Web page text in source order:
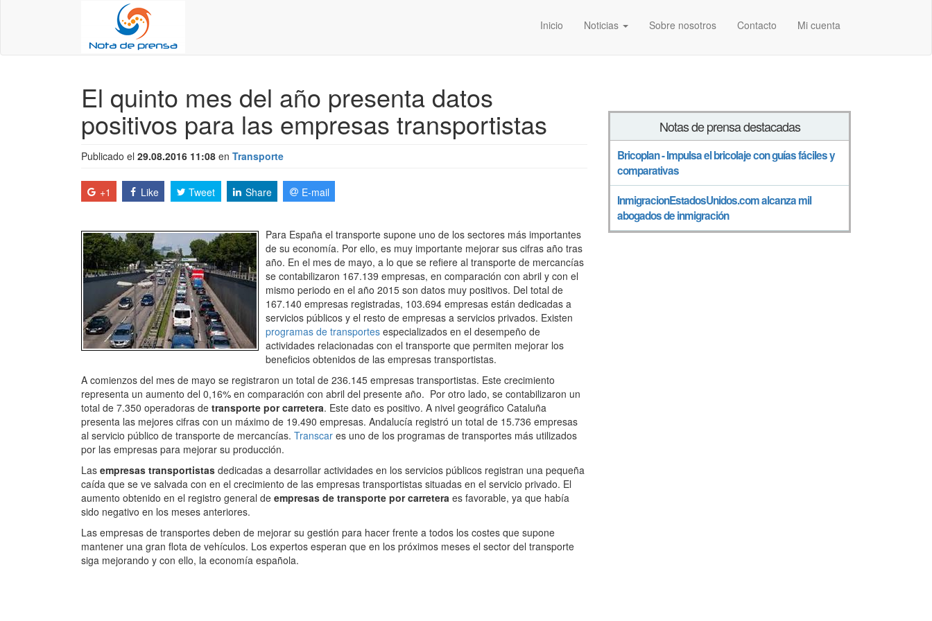
Inicio Noticias Sobre nosotros Contacto Mi cuenta
El quinto mes del año presenta datos
positivos para las empresas transportistas
Publicado el 29.08.2016 11:08 en Transporte
+1 Like Tweet Share E-mail
Para España el transporte supone uno de los sectores más importantes
de su economía. Por ello, es muy importante mejorar sus cifras año tras
año. En el mes de mayo, a lo que se refiere al transporte de mercancías
se contabilizaron 167.139 empresas, en comparación con abril y con el
mismo periodo en el año 2015 son datos muy positivos. Del total de
167.140 empresas registradas, 103.694 empresas están dedicadas a
servicios públicos y el resto de empresas a servicios privados. Existen
programas de transportes especializados en el desempeño de
actividades relacionadas con el transporte que permiten mejorar los
beneficios obtenidos de las empresas transportistas.
A comienzos del mes de mayo se registraron un total de 236.145 empresas transportistas. Este crecimiento
representa un aumento del 0,16% en comparación con abril del presente año. Por otro lado, se contabilizaron un
total de 7.350 operadoras de transporte por carretera. Este dato es positivo. A nivel geográfico Cataluña
presenta las mejores cifras con un máximo de 19.490 empresas. Andalucía registró un total de 15.736 empresas
al servicio público de transporte de mercancías. Transcar es uno de los programas de transportes más utilizados
por las empresas para mejorar su producción.
Las empresas transportistas dedicadas a desarrollar actividades en los servicios públicos registran una pequeña
caída que se ve salvada con en el crecimiento de las empresas transportistas situadas en el servicio privado. El
aumento obtenido en el registro general de empresas de transporte por carretera es favorable, ya que había
sido negativo en los meses anteriores.
Las empresas de transportes deben de mejorar su gestión para hacer frente a todos los costes que supone
mantener una gran flota de vehículos. Los expertos esperan que en los próximos meses el sector del transporte
siga mejorando y con ello, la economía española.
Notas de prensa destacadas
Bricoplan - Impulsa el bricolaje con guías fáciles y
comparativas
InmigracionEstadosUnidos.com alcanza mil
abogados de inmigración